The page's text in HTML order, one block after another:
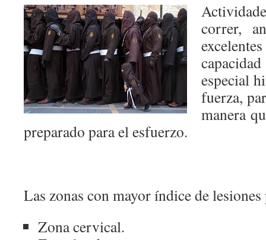
correr,
especial
fuerza,
manera
preparado para el esfuerzo.
Las zonas con mayor índice de
Zona cervical.